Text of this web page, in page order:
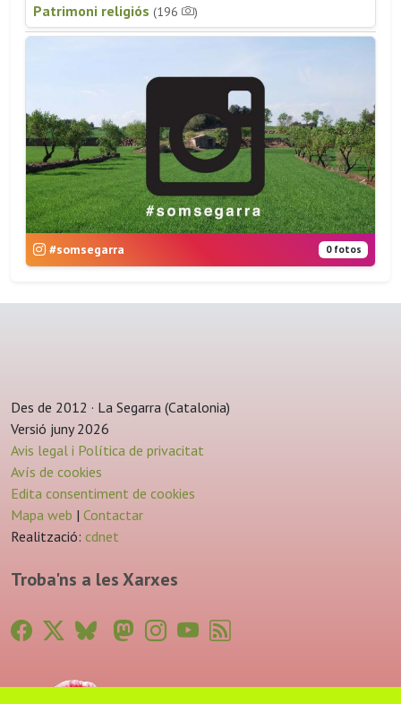
Patrimoni religiós (196 )
#somsegarra 0 fotos
Des de 2012 · La Segarra (Catalonia)
Versió juny 2026
Avis legal i Política de privacitat
Avís de cookies
Edita consentiment de cookies
Mapa web | Contactar
Realització: cdnet
Troba'ns a les Xarxes